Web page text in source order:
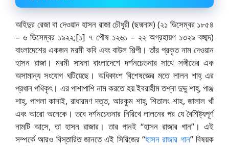
অহিদুর রেজা বা দেওয়ান হাসন রাজা চৌধুরী (ছদ্মনাম) (২১ ডিসেম্বর ১৮৫৪
– ৬ ডিসেম্বর ১৯২২;[১] ৭ পৌষ ১২৬১ – ২২ অগ্রহায়ণ ১৩২৯ বঙ্গাব্দ)
বাংলাদেশের একজন মরমী কবি এবং বাউল শিল্পী। তাঁর প্রকৃত নাম দেওয়ান
হাসন রাজা। মরমী সাধনা বাংলাদেশে দর্শনচেতনার সাথে সঙ্গীতের এক
অসামান্য সংযোগ ঘটিয়েছে। অধিকাংশ বিশেষজ্ঞের মতে লালন শাহ্‌ এর
প্রধান পথিকৃৎ। এর পাশাপাশি নাম করতে হয় ইবরাহীম তশ্না দুদ্দু শাহ্‌, পাঞ্জ
শাহ্‌, পাগলা কানাই, রাধারমণ দত্ত, আরকুম শাহ্‌, শিতালং শাহ, জালাল খাঁ
এবং আরো অনেকে। তবে দর্শনচেতনার নিরিখে লালনের পর যে বৈশিষ্ট্যপূর্ণ
নামটি আসে, তা হাসন রাজার। তার গানই “হাসন রাজার গান”। এই
সম্পর্কে আরও বিস্তারিত জানতে এই সিরিজের “হাসন রাজার গান” বিষয়ক